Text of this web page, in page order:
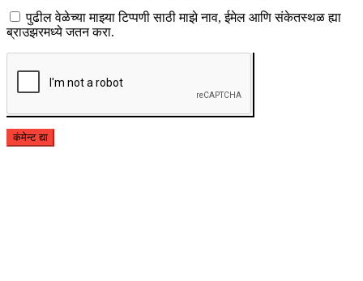
पुढील वेळेच्या माझ्या टिप्पणी साठी माझे नाव, ईमेल आणि संकेतस्थळ ह्या
ब्राउझरमध्ये जतन करा.